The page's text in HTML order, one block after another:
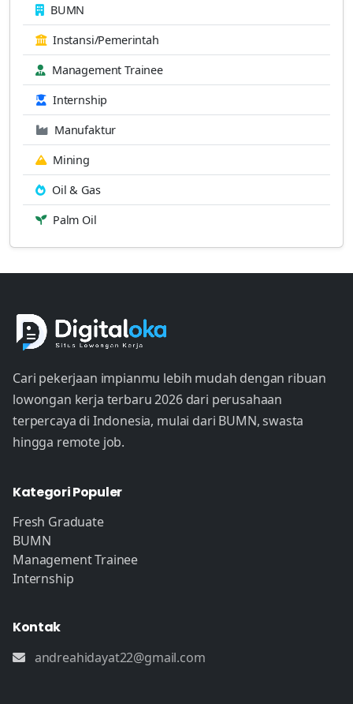
BUMN
Instansi/Pemerintah
Management Trainee
Internship
Manufaktur
Mining
Oil & Gas
Palm Oil
Cari pekerjaan impianmu lebih mudah dengan ribuan
lowongan kerja terbaru 2026 dari perusahaan
terpercaya di Indonesia, mulai dari BUMN, swasta
hingga remote job.
Kategori Populer
Fresh Graduate
BUMN
Management Trainee
Internship
Kontak
andreahidayat22@gmail.com